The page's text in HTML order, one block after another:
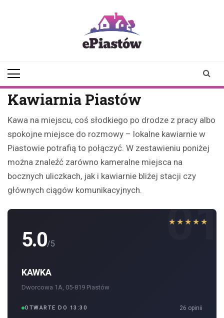
Kawiarnia Piastów
Kawa na miejscu, coś słodkiego po drodze z pracy albo
spokojne miejsce do rozmowy – lokalne kawiarnie w
Piastowie potrafią to połączyć. W zestawieniu poniżej
można znaleźć zarówno kameralne miejsca na
bocznych uliczkach, jak i kawiarnie bliżej stacji czy
głównych ciągów komunikacyjnych.
01
★★★★★
5.0/5
KAWKA
Dworcowa 1A, 05-819 Piastów
OTWARTE DO 13:30 26 opinii